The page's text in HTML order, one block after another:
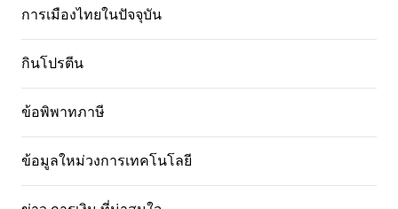
การเมืองไทยในปัจจุบัน
กินโปรตีน
ข้อพิพาทภาษี
ข้อมูลใหม่วงการเทคโนโลยี